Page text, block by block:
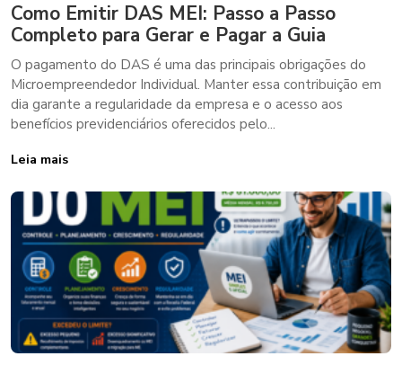
Como Emitir DAS MEI: Passo a Passo
Completo para Gerar e Pagar a Guia
O pagamento do DAS é uma das principais obrigações do
Microempreendedor Individual. Manter essa contribuição em
dia garante a regularidade da empresa e o acesso aos
benefícios previdenciários oferecidos pelo...
Leia mais